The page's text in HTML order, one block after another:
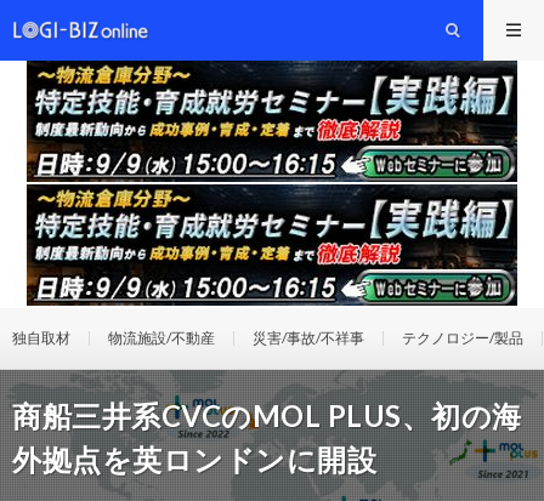
独自取材 物流施設/不動産 災害/事故/不祥事 テクノロジー/製品
商船三井系CVCのMOL PLUS、初の海
外拠点を英ロンドンに開設